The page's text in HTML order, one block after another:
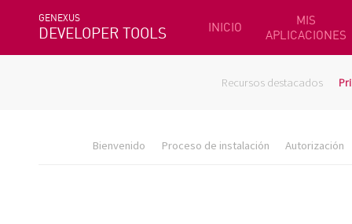
GENEXUS
DEVELOPER TOOLS INICIO
MIS
APLICACIONES
Recursos destacados
Bienvenido Proceso de instalación Autorización